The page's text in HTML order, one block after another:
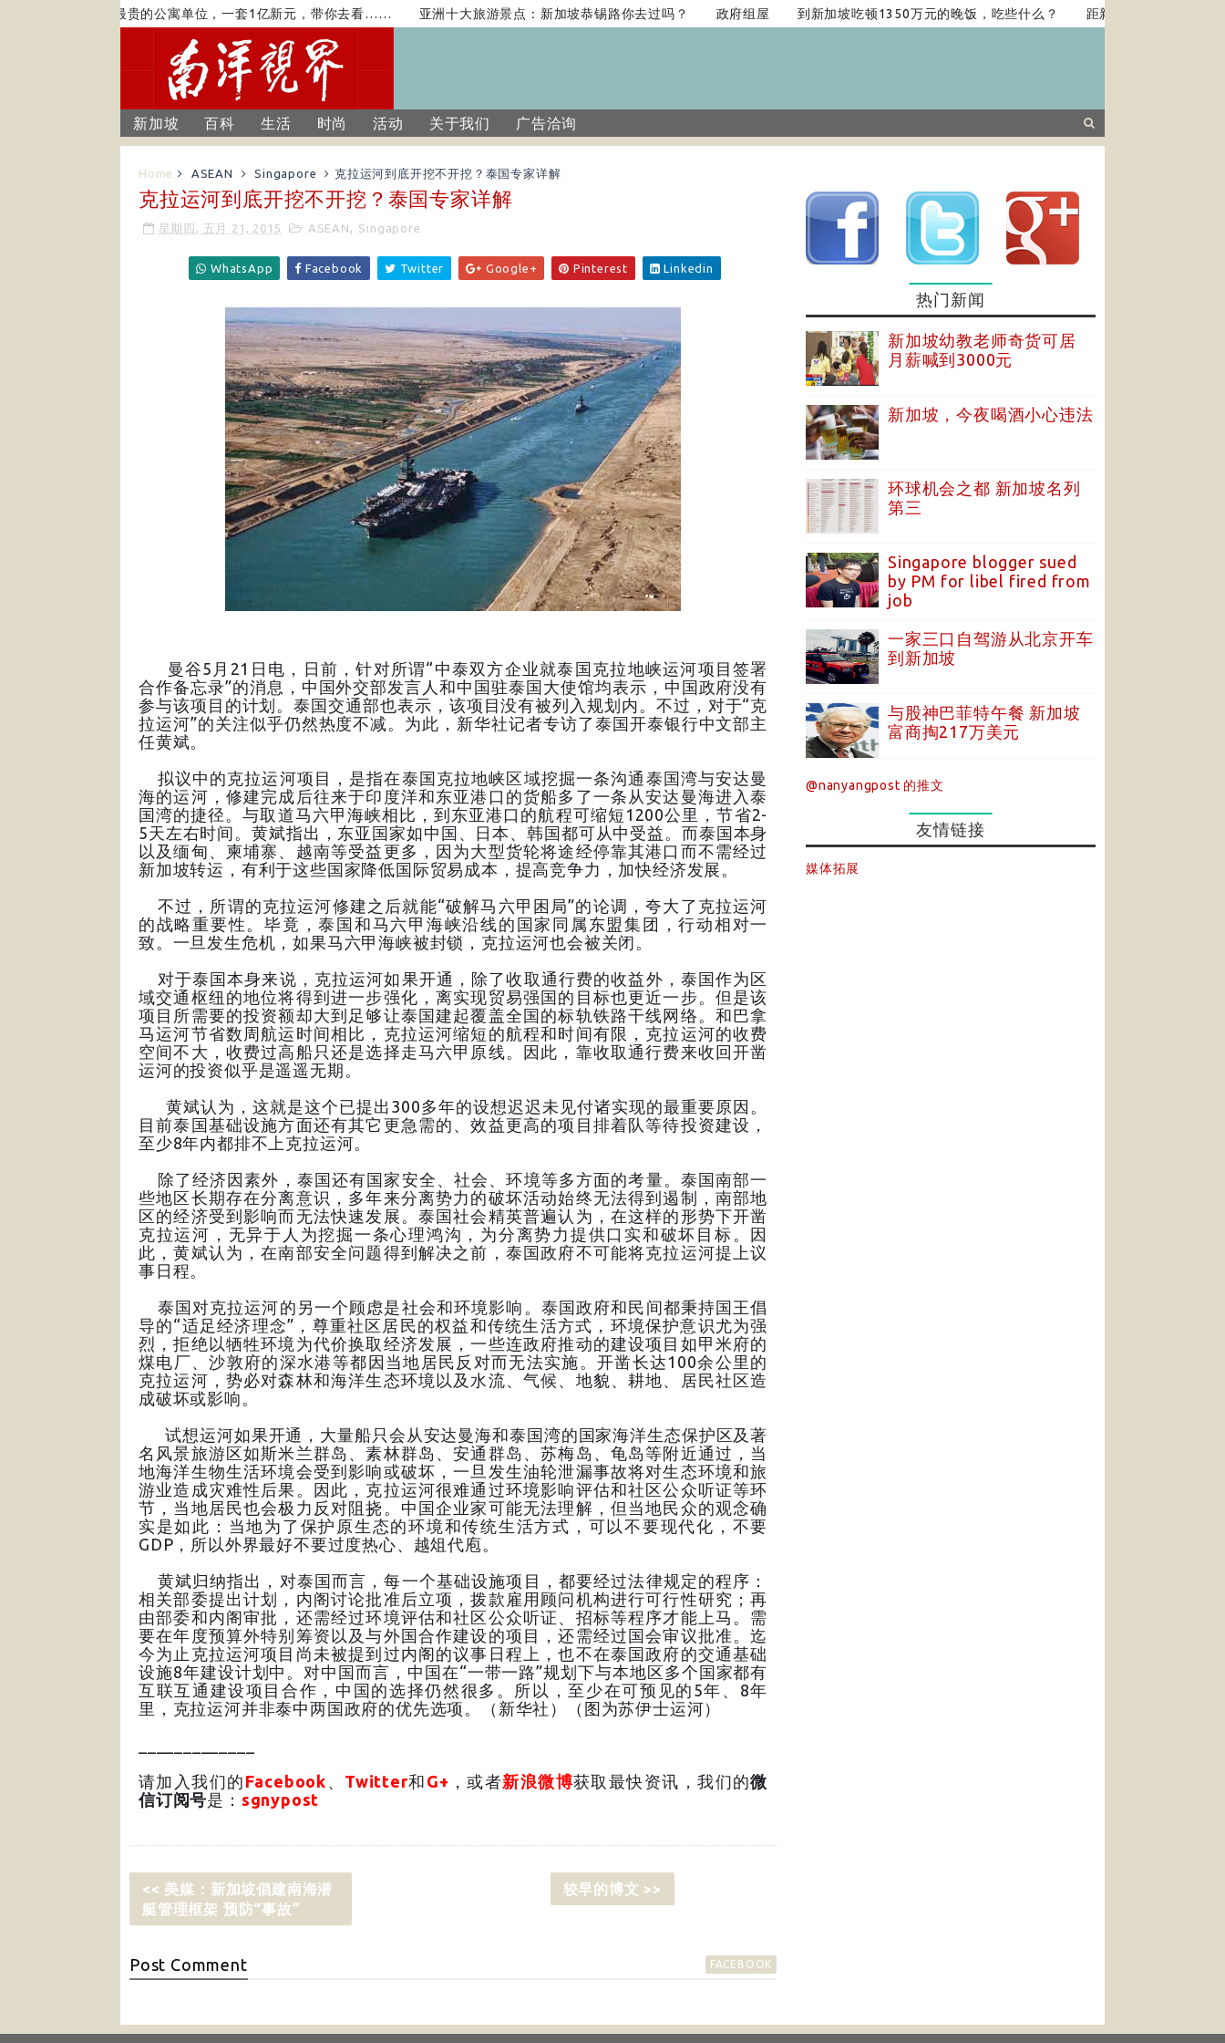
新加坡最贵的公寓单位，一套1亿新元，带你去看…… 亚洲十大旅游景点：新加坡恭锡路你去过吗？ 政府组屋 到新加坡吃顿1350万元的晚饭，吃些什么？ 距新加坡2小时车程的质朴
新加坡 百科 生活 时尚 活动 关于我们 广告洽询
Home ASEAN Singapore 克拉运河到底开挖不开挖？泰国专家详解
克拉运河到底开挖不开挖？泰国专家详解
星期四, 五月 21, 2015 ASEAN , Singapore
WhatsApp Facebook Twitter Google+ Pinterest Linkedin
曼谷5月21日电，日前，针对所谓“中泰双方企业就泰国克拉地峡运河项目签署
合作备忘录”的消息，中国外交部发言人和中国驻泰国大使馆均表示，中国政府没有
参与该项目的计划。泰国交通部也表示，该项目没有被列入规划内。不过，对于“克
拉运河”的关注似乎仍然热度不减。为此，新华社记者专访了泰国开泰银行中文部主
任黄斌。
拟议中的克拉运河项目，是指在泰国克拉地峡区域挖掘一条沟通泰国湾与安达曼
海的运河，修建完成后往来于印度洋和东亚港口的货船多了一条从安达曼海进入泰
国湾的捷径。与取道马六甲海峡相比，到东亚港口的航程可缩短1200公里，节省2-
5天左右时间。黄斌指出，东亚国家如中国、日本、韩国都可从中受益。而泰国本身
以及缅甸、柬埔寨、越南等受益更多，因为大型货轮将途经停靠其港口而不需经过
新加坡转运，有利于这些国家降低国际贸易成本，提高竞争力，加快经济发展。
不过，所谓的克拉运河修建之后就能“破解马六甲困局”的论调，夸大了克拉运河
的战略重要性。毕竟，泰国和马六甲海峡沿线的国家同属东盟集团，行动相对一
致。一旦发生危机，如果马六甲海峡被封锁，克拉运河也会被关闭。
对于泰国本身来说，克拉运河如果开通，除了收取通行费的收益外，泰国作为区
域交通枢纽的地位将得到进一步强化，离实现贸易强国的目标也更近一步。但是该
项目所需要的投资额却大到足够让泰国建起覆盖全国的标轨铁路干线网络。和巴拿
马运河节省数周航运时间相比，克拉运河缩短的航程和时间有限，克拉运河的收费
空间不大，收费过高船只还是选择走马六甲原线。因此，靠收取通行费来收回开凿
运河的投资似乎是遥遥无期。
黄斌认为，这就是这个已提出300多年的设想迟迟未见付诸实现的最重要原因。
目前泰国基础设施方面还有其它更急需的、效益更高的项目排着队等待投资建设，
至少8年内都排不上克拉运河。
除了经济因素外，泰国还有国家安全、社会、环境等多方面的考量。泰国南部一
些地区长期存在分离意识，多年来分离势力的破坏活动始终无法得到遏制，南部地
区的经济受到影响而无法快速发展。泰国社会精英普遍认为，在这样的形势下开凿
克拉运河，无异于人为挖掘一条心理鸿沟，为分离势力提供口实和破坏目标。因
此，黄斌认为，在南部安全问题得到解决之前，泰国政府不可能将克拉运河提上议
事日程。
泰国对克拉运河的另一个顾虑是社会和环境影响。泰国政府和民间都秉持国王倡
导的“适足经济理念”，尊重社区居民的权益和传统生活方式，环境保护意识尤为强
烈，拒绝以牺牲环境为代价换取经济发展，一些连政府推动的建设项目如甲米府的
煤电厂、沙敦府的深水港等都因当地居民反对而无法实施。开凿长达100余公里的
克拉运河，势必对森林和海洋生态环境以及水流、气候、地貌、耕地、居民社区造
成破坏或影响。
试想运河如果开通，大量船只会从安达曼海和泰国湾的国家海洋生态保护区及著
名风景旅游区如斯米兰群岛、素林群岛、安通群岛、苏梅岛、龟岛等附近通过，当
地海洋生物生活环境会受到影响或破坏，一旦发生油轮泄漏事故将对生态环境和旅
游业造成灾难性后果。因此，克拉运河很难通过环境影响评估和社区公众听证等环
节，当地居民也会极力反对阻挠。中国企业家可能无法理解，但当地民众的观念确
实是如此：当地为了保护原生态的环境和传统生活方式，可以不要现代化，不要
GDP，所以外界最好不要过度热心、越俎代庖。
黄斌归纳指出，对泰国而言，每一个基础设施项目，都要经过法律规定的程序：
相关部委提出计划，内阁讨论批准后立项，拨款雇用顾问机构进行可行性研究；再
由部委和内阁审批，还需经过环境评估和社区公众听证、招标等程序才能上马。需
要在年度预算外特别筹资以及与外国合作建设的项目，还需经过国会审议批准。迄
今为止克拉运河项目尚未被提到过内阁的议事日程上，也不在泰国政府的交通基础
设施8年建设计划中。对中国而言，中国在“一带一路”规划下与本地区多个国家都有
互联互通建设项目合作，中国的选择仍然很多。所以，至少在可预见的5年、8年
里，克拉运河并非泰中两国政府的优先选项。（新华社）（图为苏伊士运河）
请加入我们的 Facebook 、 Twitter和 G+ ，或者新浪微博获取最快资讯，我们的微
信订阅号是： sgnypost
<< 美媒：新加坡倡建南海潜
艇管理框架 预防“事故”
较早的博文 >>
Post Comment FACEBOOK
热门新闻
新加坡幼教老师奇货可居
月薪喊到3000元
新加坡，今夜喝酒小心违法
环球机会之都 新加坡名列
第三
Singapore blogger sued
by PM for libel fired from
job
一家三口自驾游从北京开车
到新加坡
与股神巴菲特午餐 新加坡
富商掏217万美元
@nanyangpost 的推文
友情链接
媒体拓展